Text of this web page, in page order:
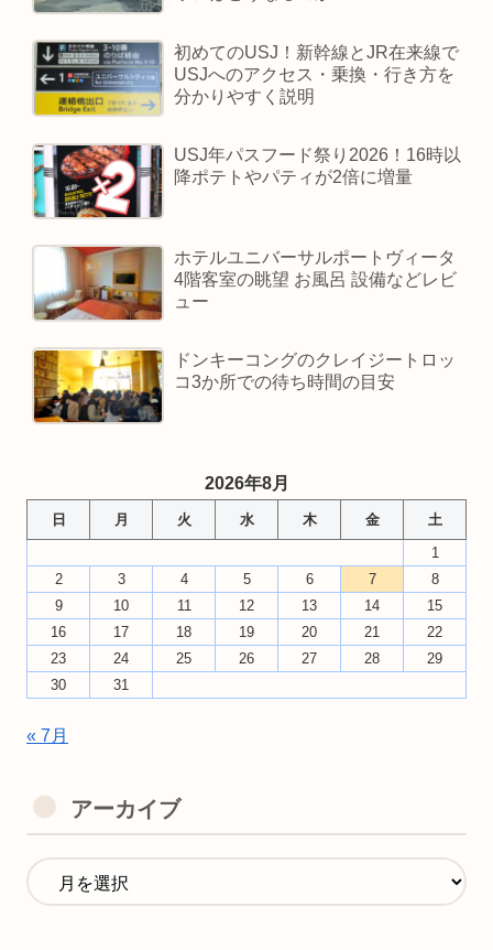
初めてのUSJ！新幹線とJR在来線で
USJへのアクセス・乗換・行き方を
分かりやすく説明
USJ年パスフード祭り2026！16時以
降ポテトやパティが2倍に増量
ホテルユニバーサルポートヴィータ
4階客室の眺望 お風呂 設備などレビ
ュー
ドンキーコングのクレイジートロッ
コ3か所での待ち時間の目安
2026年8月
日 月 火 水 木 金
土
1
2
3 4 5 6 7
8
9
10 11 12 13 14
15
16
17 18 19 20 21
22
23
24 25 26 27 28
29
30
31
« 7月
アーカイブ